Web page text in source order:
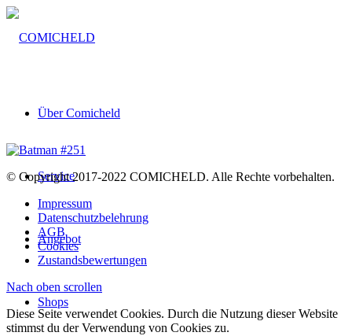
Über Comicheld
Service
Angebot
Shops
© Copyright 2017-2022 COMICHELD. Alle Rechte vorbehalten.
Impressum
Datenschutzbelehrung
AGB
Cookies
Zustandsbewertungen
Nach oben scrollen
Diese Seite verwendet Cookies. Durch die Nutzung dieser Website
stimmst du der Verwendung von Cookies zu.